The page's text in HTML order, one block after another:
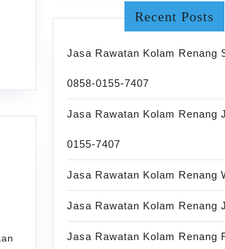
Recent Posts
Jasa Rawatan Kolam Renang
0858-0155-7407
Jasa Rawatan Kolam Renang
0155-7407
Jasa Rawatan Kolam Renang
Jasa Rawatan Kolam Renang
Jasa Rawatan Kolam Renang